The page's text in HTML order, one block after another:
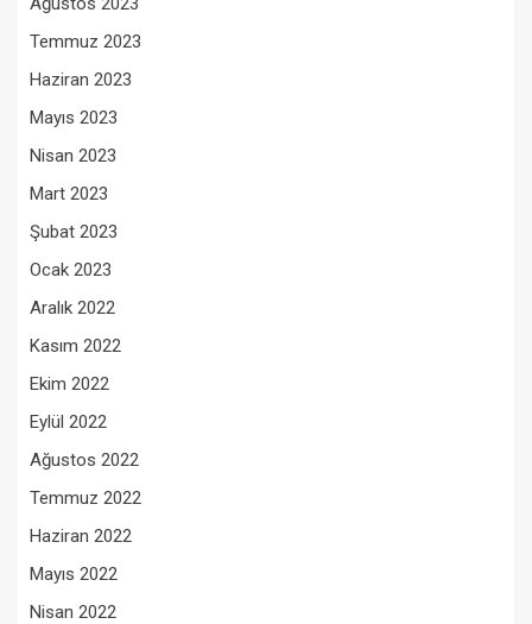
Temmuz 2023
Haziran 2023
Mayıs 2023
Nisan 2023
Mart 2023
Şubat 2023
Ocak 2023
Aralık 2022
Kasım 2022
Ekim 2022
Eylül 2022
Ağustos 2022
Temmuz 2022
Haziran 2022
Mayıs 2022
Nisan 2022